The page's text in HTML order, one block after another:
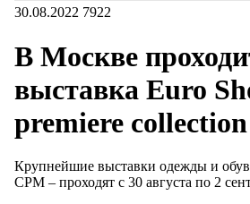
30.08.2022 7922
В Москве
выставка Euro
premiere collection
Крупнейшие выставки одежды и
CPM – проходят с 30 августа по 2